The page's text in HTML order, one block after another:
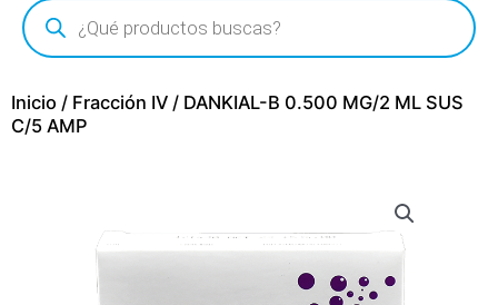
Inicio / Fracción IV / DANKIAL-B 0.500 MG/2 ML SUS
C/5 AMP